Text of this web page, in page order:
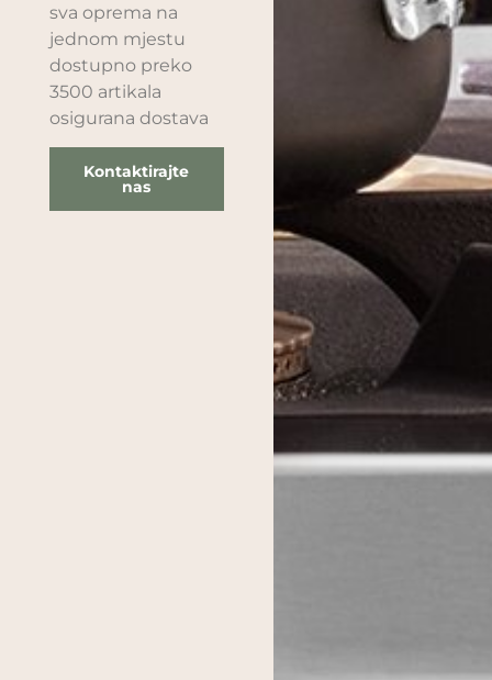
sva oprema na
jednom mjestu
dostupno preko
3500 artikala
osigurana dostava
Kontaktirajte
nas